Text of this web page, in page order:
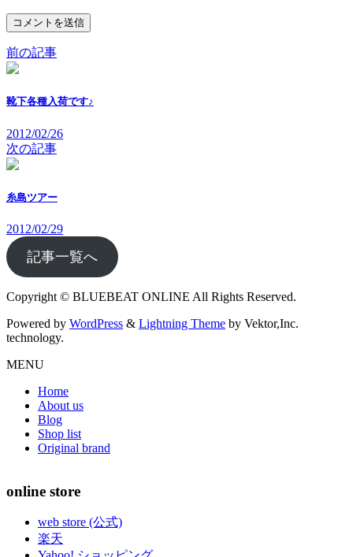
前の記事
靴下各種入荷です♪
2012/02/26
次の記事
糸島ツアー
2012/02/29
記事一覧へ
Copyright © BLUEBEAT ONLINE All Rights Reserved.
Powered by WordPress & Lightning Theme by Vektor,Inc.
technology.
MENU
Home
About us
Blog
Shop list
Original brand
online store
web store (公式)
楽天